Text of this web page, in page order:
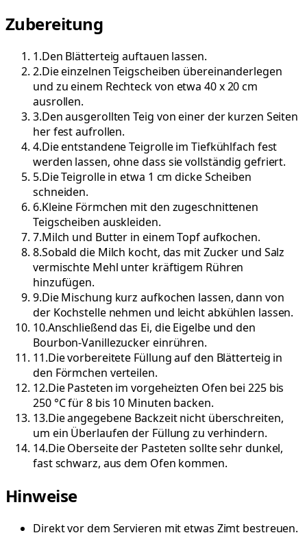
Zubereitung
1.Den Blätterteig auftauen lassen.
2.Die einzelnen Teigscheiben übereinanderlegen
und zu einem Rechteck von etwa 40 x 20 cm
ausrollen.
3.Den ausgerollten Teig von einer der kurzen Seiten
her fest aufrollen.
4.Die entstandene Teigrolle im Tiefkühlfach fest
werden lassen, ohne dass sie vollständig gefriert.
5.Die Teigrolle in etwa 1 cm dicke Scheiben
schneiden.
6.Kleine Förmchen mit den zugeschnittenen
Teigscheiben auskleiden.
7.Milch und Butter in einem Topf aufkochen.
8.Sobald die Milch kocht, das mit Zucker und Salz
vermischte Mehl unter kräftigem Rühren
hinzufügen.
9.Die Mischung kurz aufkochen lassen, dann von
der Kochstelle nehmen und leicht abkühlen lassen.
10.Anschließend das Ei, die Eigelbe und den
Bourbon-Vanillezucker einrühren.
11.Die vorbereitete Füllung auf den Blätterteig in
den Förmchen verteilen.
12.Die Pasteten im vorgeheizten Ofen bei 225 bis
250 °C für 8 bis 10 Minuten backen.
13.Die angegebene Backzeit nicht überschreiten,
um ein Überlaufen der Füllung zu verhindern.
14.Die Oberseite der Pasteten sollte sehr dunkel,
fast schwarz, aus dem Ofen kommen.
Hinweise
Direkt vor dem Servieren mit etwas Zimt bestreuen.